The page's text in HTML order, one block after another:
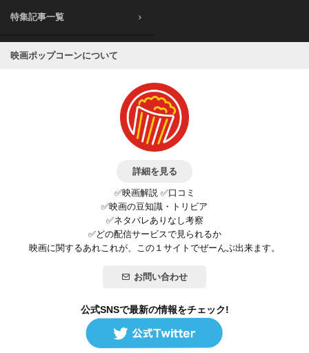
特集記事一覧
映画ポップコーンについて
詳細を見る
✅映画解説 ✅口コミ
✅映画の豆知識・トリビア
✅ネタバレありなし考察
✅どの配信サービスで見られるか
映画に関するあれこれが、この１サイトでぜーんぶ出来ます。
お問い合わせ
公式SNSで最新の情報をチェック!